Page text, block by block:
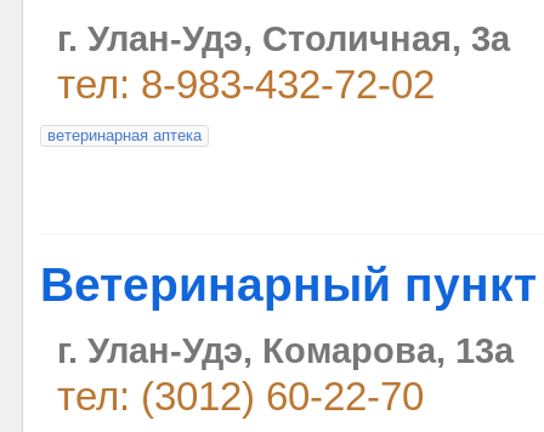
г. Улан-Удэ, Столичная, 3а
тел: 8-983-432-72-02
ветеринарная аптека
Ветеринарный
г. Улан-Удэ, Комарова, 13а
тел: (3012) 60-22-70